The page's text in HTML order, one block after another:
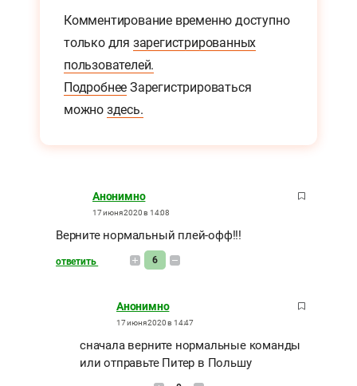
Комментирование временно доступно
только для зарегистрированных
пользователей.
Подробнее Зарегистрироваться
можно здесь.
Анонимно
17 июня 2020 в 14:08
Верните нормальный плей-офф!!!
ответить 6
Анонимно
17 июня 2020 в 14:47
сначала верните нормальные команды
или отправьте Питер в Польшу